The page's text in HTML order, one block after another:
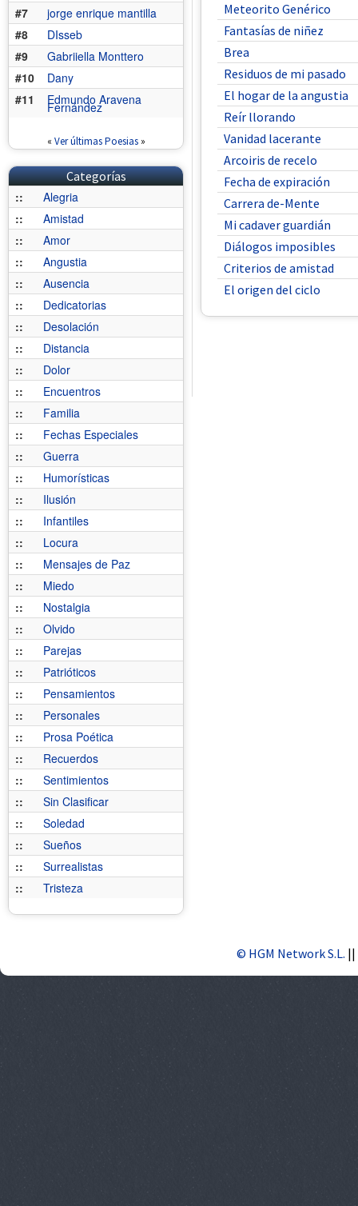
#7
jorge enrique mantilla
#8
DIsseb
#9
Gabriiella Monttero
#10
Dany
#11
Edmundo Aravena
Fernández
« Ver últimas Poesias»
Categorías
::
Alegria
::
Amistad
::
Amor
::
Angustia
::
Ausencia
::
Dedicatorias
::
Desolación
::
Distancia
::
Dolor
::
Encuentros
::
Familia
::
Fechas Especiales
::
Guerra
::
Humorísticas
::
Ilusión
::
Infantiles
::
Locura
::
Mensajes de Paz
::
Miedo
::
Nostalgia
::
Olvido
::
Parejas
::
Patrióticos
::
Pensamientos
::
Personales
::
Prosa Poética
::
Recuerdos
::
Sentimientos
::
Sin Clasificar
::
Soledad
::
Sueños
::
Surrealistas
::
Tristeza
Meteorito Genérico
Fantasías de niñez
Brea
Residuos de mi pasado
El hogar de la angustia
Reír llorando
Vanidad lacerante
Arcoiris de recelo
Fecha de expiración
Carrera de-Mente
Mi cadaver guardián
Diálogos imposibles
Criterios de amistad
El origen del ciclo
© HGM Network S.L. ||